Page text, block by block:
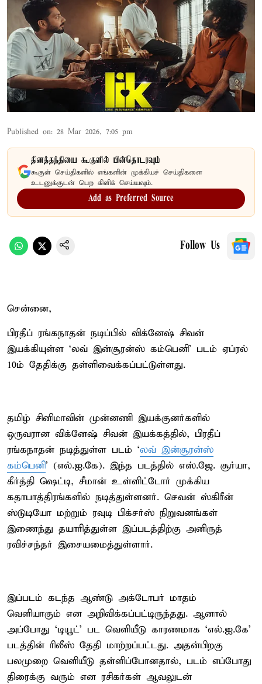
Published on: 28 Mar 2026, 7:05 pm
தினத்தந்தியை கூகுளில் பின்தொடரவும்
கூகுள் செய்திகளில் எங்களின் முக்கியச் செய்திகளை
உடனுக்குடன் பெற கிளிக் செய்யவும்.
Add as Preferred Source
Follow Us
சென்னை,
பிரதீப் ரங்கநாதன் நடிப்பில் விக்னேஷ் சிவன்
இயக்கியுள்ள ‘லவ் இன்சூரன்ஸ் கம்பெனி’ படம் ஏப்ரல்
10ம் தேதிக்கு தள்ளிவைக்கப்பட்டுள்ளது.
தமிழ் சினிமாவின் முன்னணி இயக்குனர்களில்
ஒருவரான விக்னேஷ் சிவன் இயக்கத்தில், பிரதீப்
ரங்கநாதன் நடித்துள்ள படம் ‘லவ் இன்சூரன்ஸ்
கம்பெனி’ (எல்.ஐ.கே). இந்த படத்தில் எஸ்.ஜே. சூர்யா,
கீர்த்தி ஷெட்டி, சீமான் உள்ளிட்டோர் முக்கிய
கதாபாத்திரங்களில் நடித்துள்ளனர். செவன் ஸ்கிரீன்
ஸ்டுடியோ மற்றும் ரவுடி பிக்சர்ஸ் நிறுவனங்கள்
இணைந்து தயாரித்துள்ள இப்படத்திற்கு அனிருத்
ரவிச்சந்தர் இசையமைத்துள்ளார்.
இப்படம் கடந்த ஆண்டு அக்டோபர் மாதம்
வெளியாகும் என அறிவிக்கப்பட்டிருந்தது. ஆனால்
அப்போது ‘டியூட்’ பட வெளியீடு காரணமாக ‘எல்.ஐ.கே’
படத்தின் ரிலீஸ் தேதி மாற்றப்பட்டது. அதன்பிறகு
பலமுறை வெளியீடு தள்ளிப்போனதால், படம் எப்போது
திரைக்கு வரும் என ரசிகர்கள் ஆவலுடன்